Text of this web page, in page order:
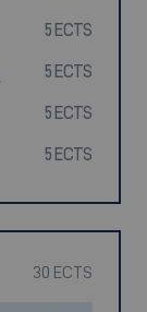
5 ECTS
5 ECTS
5 ECTS
5 ECTS
30 ECTS